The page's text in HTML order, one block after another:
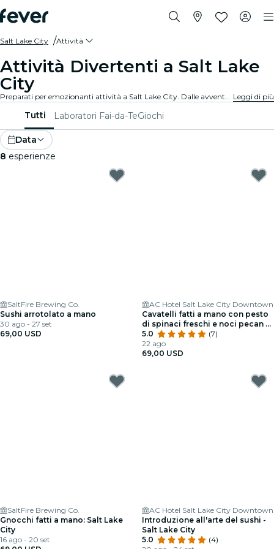
Salt Lake City Attività
Attività Divertenti a Salt Lake
City
Preparati per emozionanti attività a Salt Lake City. Dalle avventure all'aperto alle esperienze culturali, scopri i modi migliori per sfruttare al massimo il tuo tempo. Leggi di più
Tutti Laboratori Fai-da-TeGiochi
Data
8 esperienze
SaltFire Brewing Co.
Sushi arrotolato a mano
30 ago - 27 set
69,00 USD
AC Hotel Salt Lake City Downtown
Cavatelli fatti a mano con pesto
di spinaci freschi e noci pecan a
Salt Lake City
5.0
(7)
22 ago
69,00 USD
SaltFire Brewing Co.
Gnocchi fatti a mano: Salt Lake
City
16 ago - 20 set
AC Hotel Salt Lake City Downtown
Introduzione all'arte del sushi -
Salt Lake City
5.0
(4)